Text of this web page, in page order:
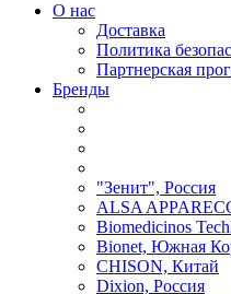
О нас
Доставка
Политика
Партнерская
Бренды
"Зенит", Россия
ALSA
Biomedicinos
Bionet, Южная
CHISON, Китай
Dixion, Россия